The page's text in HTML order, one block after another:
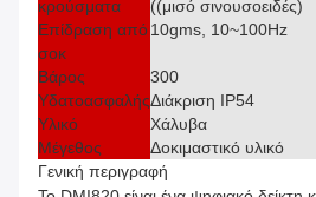
κρούσματα
((μισό σινουσοειδές)
Επίδραση από
σοκ
10gms, 10~100Hz
Βάρος 300
ΥδατοασφαλήςΔιάκριση IP54
Υλικό
Χάλυβα
Μέγεθος
Δοκιμαστικό υλικό
Γενική περιγραφή